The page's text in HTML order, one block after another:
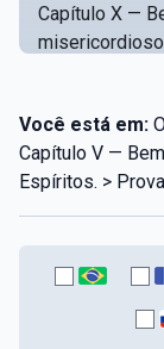
Capítulo X —
Capítulo XII —
Capítulo XIII —
que dê a
Capítulo XIV
Capítulo XV —
Você está em:
Capítulo V —
Espíritos. >